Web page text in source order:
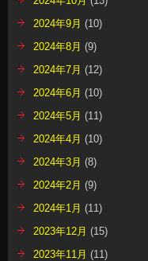
2024年9月 (10)
2024年8月 (9)
2024年7月 (12)
2024年6月 (10)
2024年5月 (11)
2024年4月 (10)
2024年3月 (8)
2024年2月 (9)
2024年1月 (11)
2023年12月 (15)
2023年11月 (11)